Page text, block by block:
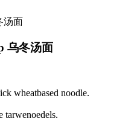
乌冬汤面
wheatbased noodle.
tarwenoedels.